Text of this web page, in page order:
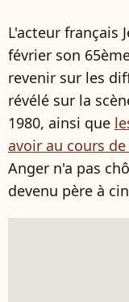
L'acteur français
février son
revenir sur les
révélé sur la
1980, ainsi que
avoir au cours de
Anger n'a pas
devenu père à